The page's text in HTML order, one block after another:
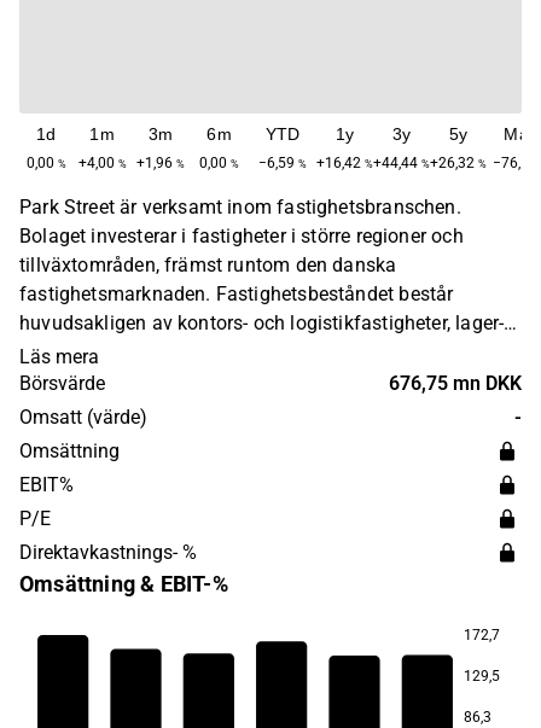
1d
0,00 %
1m
+4,00 %
3m
+1,96 %
6m
0,00 %
YTD
−6,59 %
1y
+16,42 %
3y
+44,44 %
5y
+26,32 %
Max
−76,56
Park Street är verksamt inom fastighetsbranschen.
Bolaget investerar i fastigheter i större regioner och
tillväxtområden, främst runtom den danska
fastighetsmarknaden. Fastighetsbeståndet består
huvudsakligen av kontors- och logistikfastigheter, lager-
samt detaljhandelsfastigheter. Visionen är att driva
fastighetsbeståndet långsiktigt och frambringa ökat
aktieägarvärde. Bolaget grundades 1989 och har sitt
huvudkontor i Köpenhamn.
Läs mera
Börsvärde
676,75 mn DKK
Omsatt (värde)
-
Omsättning
EBIT%
P/E
Direktavkastnings- %
Omsättning & EBIT-%
172,7
129,5
86,3